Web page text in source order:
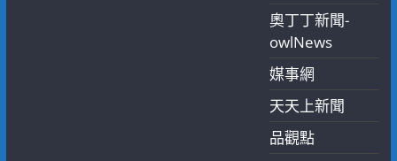
奧丁丁新聞-
owlNews
媒事網
天天上新聞
品觀點